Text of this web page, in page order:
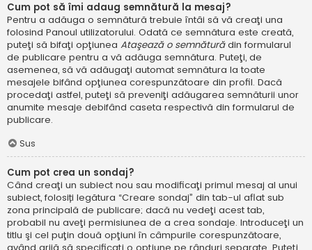
Cum pot să îmi adaug semnătură la mesaj?
Pentru a adăuga o semnătură trebuie întâi să vă creaţi una
folosind Panoul utilizatorului. Odată ce semnătura este creată,
puteţi să bifaţi opţiunea Ataşează o semnăturădin formularul
de publicare pentru a vă adăuga semnătura. Puteţi, de
asemenea, să vă adăugaţi automat semnătura la toate
mesajele bifând opţiunea corespunzătoare din profil. Dacă
procedaţi astfel, puteţi să preveniţi adăugarea semnăturii unor
anumite mesaje debifând caseta respectivă din formularul de
publicare.
Sus
Cum pot crea un sondaj?
Când creaţi un subiect nou sau modificaţi primul mesaj al unui
subiect, folosiți legătura “Creare sondaj” din tab-ul aflat sub
zona principală de publicare; dacă nu vedeţi acest tab,
probabil nu aveţi permisiunea de a crea sondaje. Introduceţi un
titlu şi cel puţin două opţiuni în câmpurile corespunzătoare,